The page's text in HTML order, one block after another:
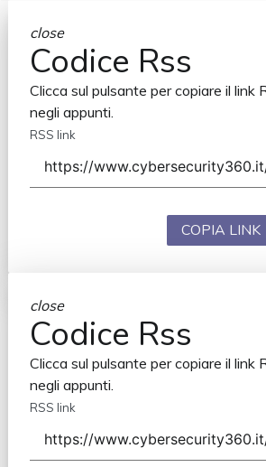
close
Codice Rss
Clicca sul pulsante per copiare il link
negli appunti.
RSS link
COPIA LINK
close
Codice Rss
Clicca sul pulsante per copiare il link
negli appunti.
RSS link